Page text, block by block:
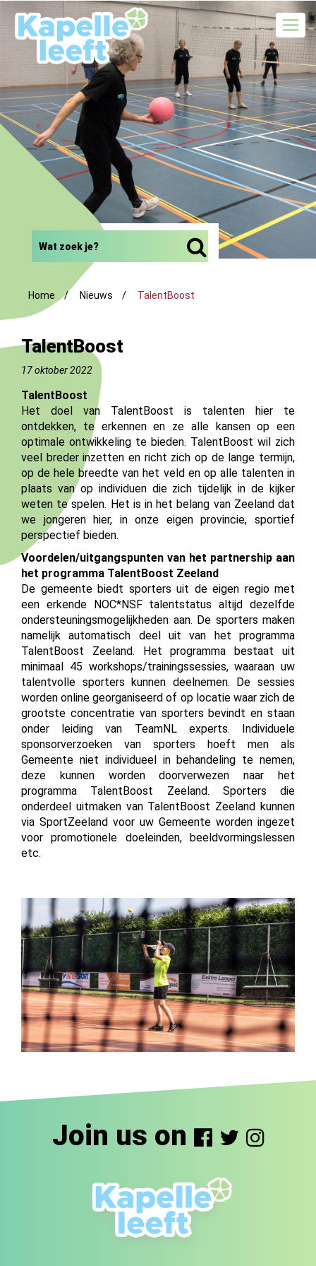
Home Nieuws TalentBoost
TalentBoost
17 oktober 2022
TalentBoost
Het doel van TalentBoost is talenten hier te
ontdekken, te erkennen en ze alle kansen op een
optimale ontwikkeling te bieden. TalentBoost wil zich
veel breder inzetten en richt zich op de lange termijn,
op de hele breedte van het veld en op alle talenten in
plaats van op individuen die zich tijdelijk in de kijker
weten te spelen. Het is in het belang van Zeeland dat
we jongeren hier, in onze eigen provincie, sportief
perspectief bieden.
Voordelen/uitgangspunten van het partnership aan
het programma TalentBoost Zeeland
De gemeente biedt sporters uit de eigen regio met
een erkende NOC*NSF talentstatus altijd dezelfde
ondersteuningsmogelijkheden aan. De sporters maken
namelijk automatisch deel uit van het programma
TalentBoost Zeeland. Het programma bestaat uit
minimaal 45 workshops/trainingssessies, waaraan uw
talentvolle sporters kunnen deelnemen. De sessies
worden online georganiseerd of op locatie waar zich de
grootste concentratie van sporters bevindt en staan
onder leiding van TeamNL experts. Individuele
sponsorverzoeken van sporters hoeft men als
Gemeente niet individueel in behandeling te nemen,
deze kunnen worden doorverwezen naar het
programma TalentBoost Zeeland. Sporters die
onderdeel uitmaken van TalentBoost Zeeland kunnen
via SportZeeland voor uw Gemeente worden ingezet
voor promotionele doeleinden, beeldvormingslessen
etc.
Join us on